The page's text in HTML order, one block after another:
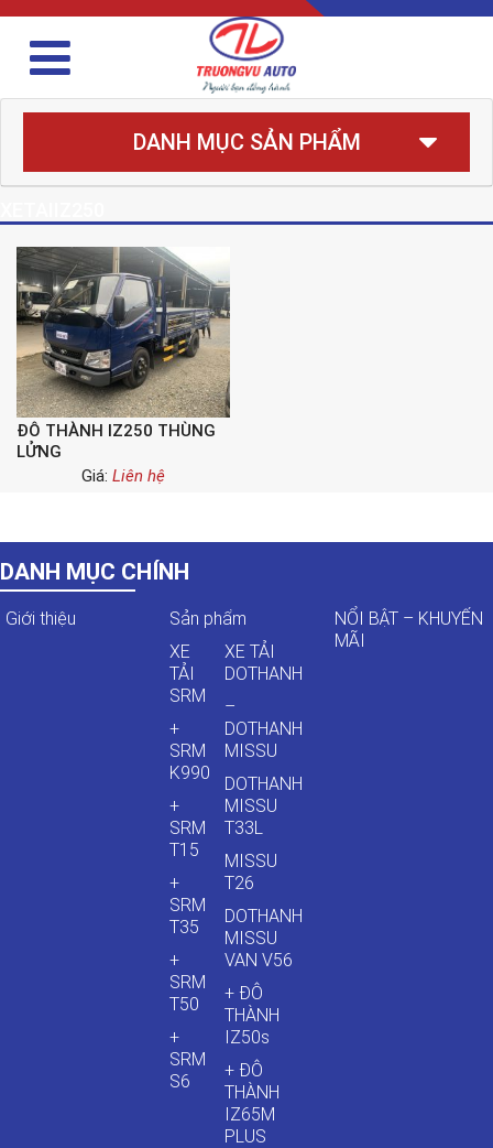
DANH MỤC SẢN PHẨM
ĐÔ THÀNH IZ250 THÙNG
LỬNG
Giá: Liên hệ
DANH MỤC CHÍNH
Giới thiệu
Sản phẩm
XE
TẢI
SRM
+
SRM
K990
+
SRM
T15
+
SRM
T35
+
SRM
T50
+
SRM
S6
XE TẢI
DOTHANH
–
DOTHANH
MISSU
DOTHANH
MISSU
T33L
MISSU
T26
DOTHANH
MISSU
VAN V56
+ ĐÔ
THÀNH
IZ50s
+ ĐÔ
THÀNH
IZ65M
PLUS
NỔI BẬT – KHUYẾN
MÃI